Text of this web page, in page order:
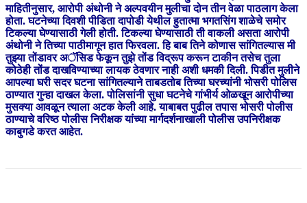
माहितीनुसार, आरोपी अंथोनी ने अल्पवयीन मुलीचा दोन तीन वेळा पाठलाग केला
होता. घटनेच्या दिवशी पीडिता दापोडी येथील हुतात्मा भगतसिंग शाळेचे समोर
टिकल्या घेण्यासाठी गेली होती. टिकल्या घेण्यासाठी ती वाकली असता आरोपी
अंथोनी ने तिच्या पाठीमागून हात फिरवला. हि बाब तिने कोणास सांगितल्यास मी
तुझ्या तोंडावर अॅसिड फेकून तुझे तोंड विद्रूप करून टाकीन तसेच तुला
कोठेही तोंड दाखविण्याच्या लायक ठेवणार नाही अशी धमकी दिली. पिडीत मुलीने
आपल्या घरी सदर घटना सांगितल्याने ताबडतोब तिच्या घरच्यांनी भोसरी पोलिस
ठाण्यात गुन्हा दाखल केला. पोलिसांनी सुधा घटनेचे गांभीर्य ओळखून आरोपीच्या
मुसक्या आवळून त्याला अटक केली आहे. याबाबत पुढील तपास भोसरी पोलीस
ठाण्याचे वरिष्ठ पोलीस निरीक्षक यांच्या मार्गदर्शनाखाली पोलीस उपनिरीक्षक
काबुगडे करत आहेत.